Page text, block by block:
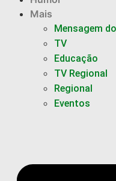
Mais
Mensagem
TV
Educação
TV Regional
Regional
Eventos